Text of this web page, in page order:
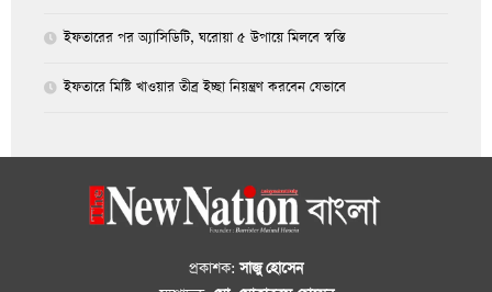
ইফতারের পর অ্যাসিডিটি, ঘরোয়া ৫ উপায়ে মিলবে স্বস্তি
ইফতারে মিষ্টি খাওয়ার তীব্র ইচ্ছা নিয়ন্ত্রণ করবেন যেভাবে
প্রকাশক:সাজু হোসেন